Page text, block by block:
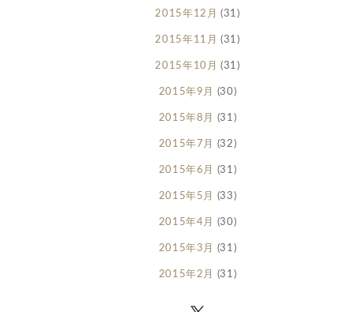
2015年12月 (31)
2015年11月 (31)
2015年10月 (31)
2015年9月 (30)
2015年8月 (31)
2015年7月 (32)
2015年6月 (31)
2015年5月 (33)
2015年4月 (30)
2015年3月 (31)
2015年2月 (31)